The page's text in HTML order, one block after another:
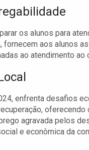
os alunos para
aos alunos
ao atendimento ao
enfrenta desafios
agravada pelos
e econômica da